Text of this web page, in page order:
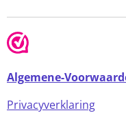
Algemene-
Privacyverklaring